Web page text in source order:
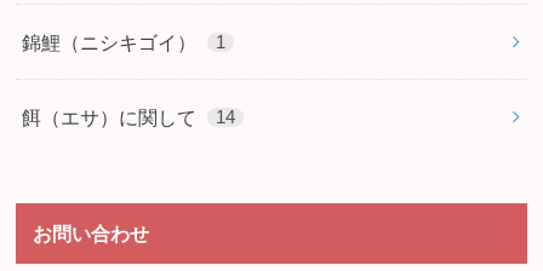
錦鯉（ニシキゴイ） 1
餌（エサ）に関して 14
お問い合わせ